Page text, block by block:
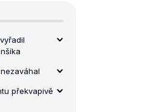
překvapivě